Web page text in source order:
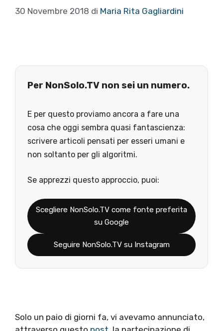
30 Novembre 2018 di Maria Rita Gagliardini
Per NonSolo.TV non sei un numero.
E per questo proviamo ancora a fare una
cosa che oggi sembra quasi fantascienza:
scrivere articoli pensati per esseri umani e
non soltanto per gli algoritmi.
Se apprezzi questo approccio, puoi:
Scegliere NonSolo.TV come fonte preferita
su Google
Seguire NonSolo.TV su Instagram
Solo un paio di giorni fa, vi avevamo annunciato,